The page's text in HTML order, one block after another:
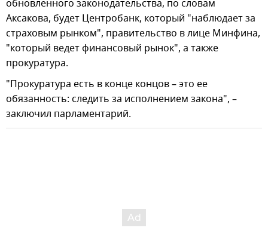
обновленного законодательства, по словам
Аксакова, будет Центробанк, который "наблюдает за
страховым рынком", правительство в лице Минфина,
"который ведет финансовый рынок", а также
прокуратура.
"Прокуратура есть в конце концов – это ее
обязанность: следить за исполнением закона", –
заключил парламентарий.